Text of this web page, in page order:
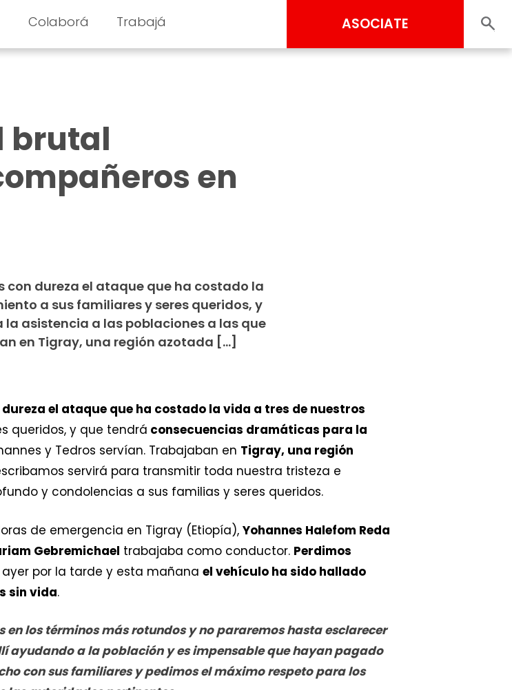
Colaborá Trabajá ASOCIATE
brutal
en
con dureza el ataque que ha costado la
a sus familiares y seres queridos, y
asistencia a las poblaciones a las que
en Tigray, una región azotada […]
el ataque que ha costado la vida a tres de nuestros
queridos, y que tendrá consecuencias dramáticas para la
y Tedros servían. Trabajaban en Tigray, una región
servirá para transmitir toda nuestra tristeza e
y condolencias a sus familias y seres queridos.
de emergencia en Tigray (Etiopía), Yohannes Halefom Reda
Gebremichael trabajaba como conductor. Perdimos
por la tarde y esta mañana el vehículo ha sido hallado
sin vida.
los términos más rotundos y no pararemos hasta esclarecer
ayudando a la población y es impensable que hayan pagado
con sus familiares y pedimos el máximo respeto para los